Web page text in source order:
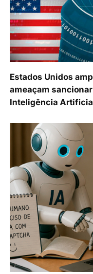
Estados Unidos
ameaçam
Inteligência